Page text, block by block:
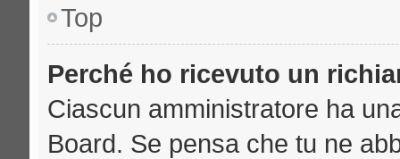
Top
Perché ho ricevuto un
Ciascun amministratore ha
Board. Se pensa che tu ne